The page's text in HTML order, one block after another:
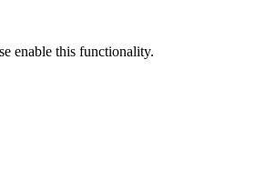
enable this functionality.